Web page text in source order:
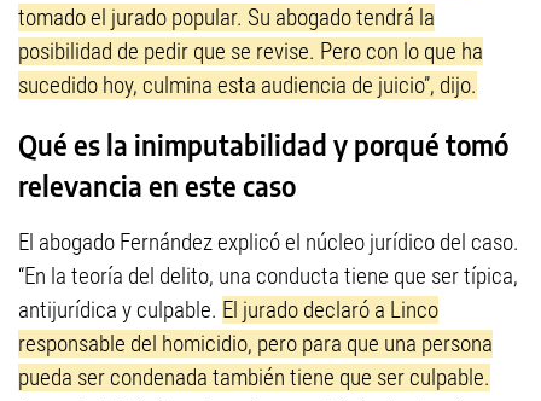
tomado el jurado popular. Su abogado tendrá la
posibilidad de pedir que se revise. Pero con lo que ha
sucedido hoy, culmina esta audiencia de juicio”, dijo.
Qué es la inimputabilidad y porqué tomó
relevancia en este caso
El abogado Fernández explicó el núcleo jurídico del caso.
“En la teoría del delito, una conducta tiene que ser típica,
antijurídica y culpable. El jurado declaró a Linco
responsable del homicidio, pero para que una persona
pueda ser condenada también tiene que ser culpable.